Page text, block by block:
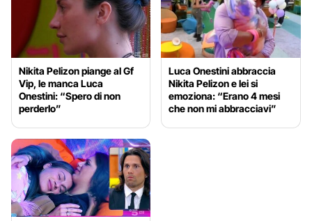
Nikita Pelizon piange al Gf
Vip, le manca Luca
Onestini: “Spero di non
perderlo”
Luca Onestini abbraccia
Nikita Pelizon e lei si
emoziona: “Erano 4 mesi
che non mi abbracciavi”